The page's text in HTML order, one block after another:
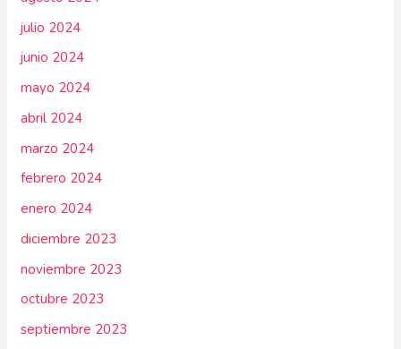
julio 2024
junio 2024
mayo 2024
abril 2024
marzo 2024
febrero 2024
enero 2024
diciembre 2023
noviembre 2023
octubre 2023
septiembre 2023